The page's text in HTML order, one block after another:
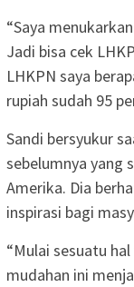
“Saya
Jadi bisa cek
LHKPN saya
rupiah sudah 95
Sandi bersyukur
sebelumnya yang
Amerika. Dia
inspirasi bagi
“Mulai sesuatu
mudahan ini